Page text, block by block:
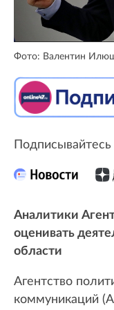
Фото: Валентин
Подписывайтесь
Аналитики
оценивать
области
Агентство
коммуникаций